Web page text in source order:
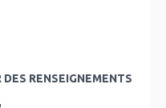
RENSEIGNEMENTS